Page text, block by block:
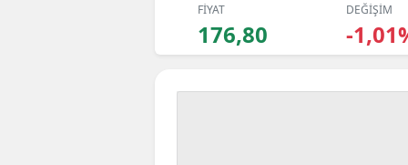
FİYAT
176,80
DEĞİŞİM
-